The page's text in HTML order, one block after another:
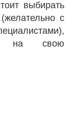
выбирать
с
на свою